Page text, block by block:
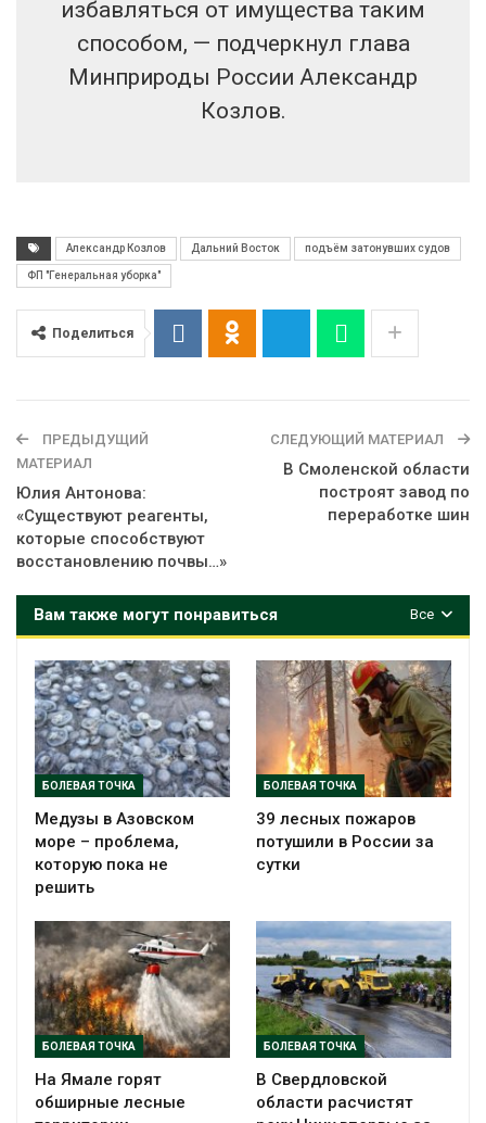
избавляться от имущества таким
способом, — подчеркнул глава
Минприроды России Александр
Козлов.
Александр Козлов Дальний Восток подъём затонувших судов
ФП "Генеральная уборка"
Поделиться
ПРЕДЫДУЩИЙ
МАТЕРИАЛ
Юлия Антонова:
«Существуют реагенты,
которые способствуют
восстановлению почвы…»
СЛЕДУЮЩИЙ МАТЕРИАЛ
В Смоленской области
построят завод по
переработке шин
Все
Вам также могут понравиться
БОЛЕВАЯ ТОЧКА
Медузы в Азовском
море – проблема,
которую пока не
решить
БОЛЕВАЯ ТОЧКА
39 лесных пожаров
потушили в России за
сутки
БОЛЕВАЯ ТОЧКА
На Ямале горят
обширные лесные
БОЛЕВАЯ ТОЧКА
В Свердловской
области расчистят